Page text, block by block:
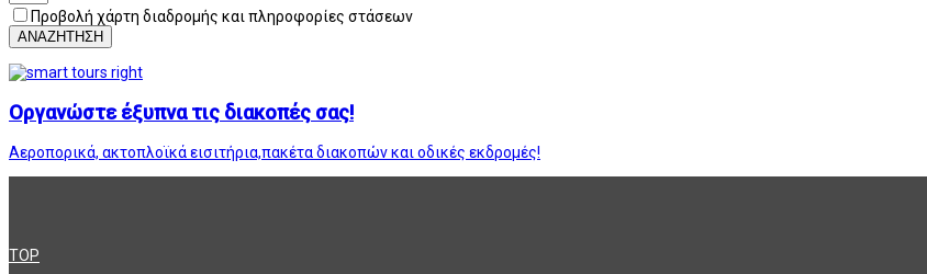
Προβολή χάρτη διαδρομής και πληροφορίες στάσεων
ΑΝΑΖΗΤΗΣΗ
Οργανώστε έξυπνα τις διακοπές σας!
Αεροπορικά, ακτοπλοϊκά εισιτήρια,πακέτα διακοπών και οδικές εκδρομές!
TOP